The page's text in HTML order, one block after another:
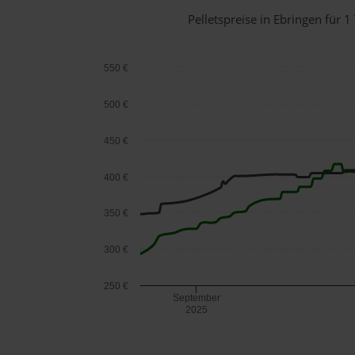
Pelletspreise in Ebringen für
September
2025
250 €
300 €
350 €
400 €
450 €
500 €
550 €